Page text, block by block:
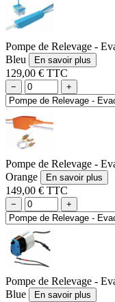
Pompe de Relevage -
Bleu
En savoir plus
129,00 € TTC
− +
Pompe de Relevage -
Orange
En savoir plus
149,00 € TTC
− +
Pompe de Relevage -
Blue
En savoir plus